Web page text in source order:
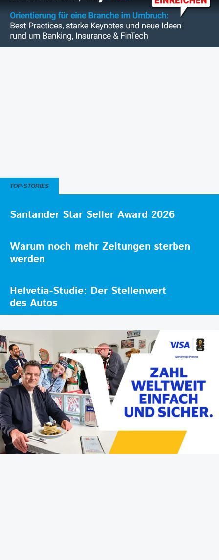
TOP-STORIES
Santander Star Seller Award 2026
Warum noch mehr Zeitungen sterben
werden
Helvetia-Studie: Der Stellenwert
des Autos